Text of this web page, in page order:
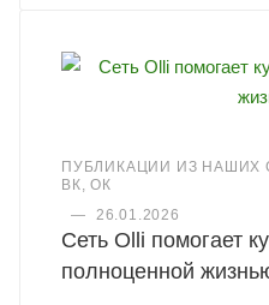
ПУБЛИКАЦИИ ИЗ НАШИХ
ВК, ОК
—
26.01.2026
Сеть Olli помогает
полноценной